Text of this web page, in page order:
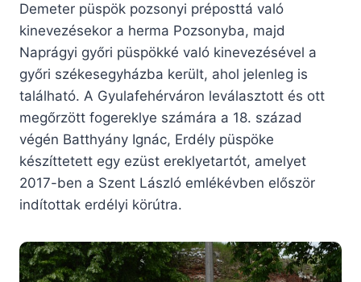
Demeter püspök pozsonyi préposttá való
kinevezésekor a herma Pozsonyba, majd
Naprágyi győri püspökké való kinevezésével a
győri székesegyházba került, ahol jelenleg is
található. A Gyulafehérváron leválasztott és ott
megőrzött fogereklye számára a 18. század
végén Batthyány Ignác, Erdély püspöke
készíttetett egy ezüst ereklyetartót, amelyet
2017-ben a Szent László emlékévben először
indítottak erdélyi körútra.